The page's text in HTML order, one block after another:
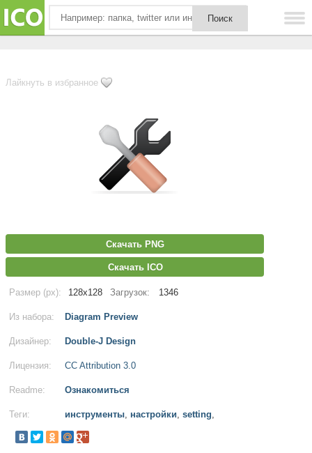
Лайкнуть в избранное
Скачать PNG
Скачать ICO
Размер (px): 128x128 Загрузок: 1346
Из набора: Diagram Preview
Дизайнер: Double-J Design
Лицензия: CC Attribution 3.0
Readme: Ознакомиться
Теги: инструменты, настройки, setting,